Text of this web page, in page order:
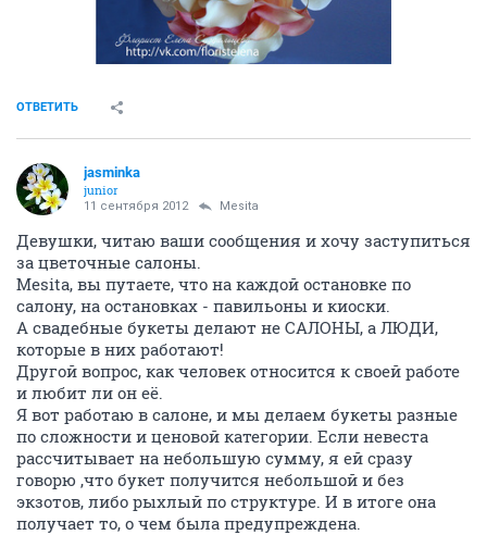
ОТВЕТИТЬ
jasminka
junior
11 сентября 2012 Mesita
Девушки, читаю ваши сообщения и хочу заступиться
за цветочные салоны.
Mesita, вы путаете, что на каждой остановке по
салону, на остановках - павильоны и киоски.
А свадебные букеты делают не САЛОНЫ, а ЛЮДИ,
которые в них работают!
Другой вопрос, как человек относится к своей работе
и любит ли он её.
Я вот работаю в салоне, и мы делаем букеты разные
по сложности и ценовой категории. Если невеста
рассчитывает на небольшую сумму, я ей сразу
говорю ,что букет получится небольшой и без
экзотов, либо рыхлый по структуре. И в итоге она
получает то, о чем была предупреждена.